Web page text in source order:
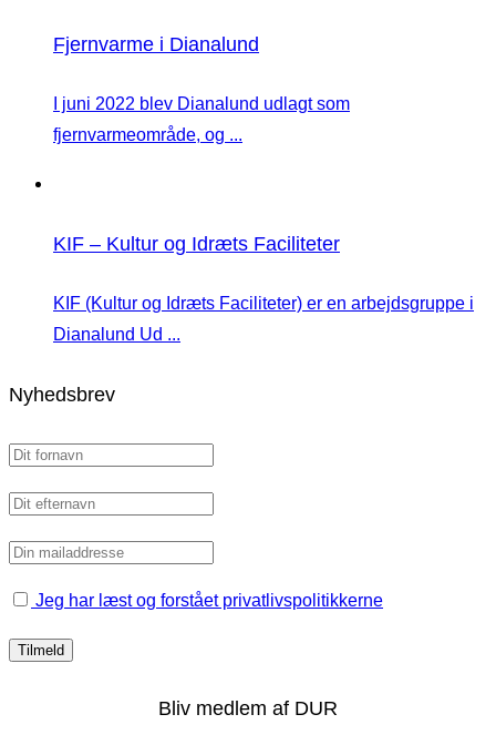
Fjernvarme i Dianalund
I juni 2022 blev Dianalund udlagt som
fjernvarmeområde, og ...
KIF – Kultur og Idræts Faciliteter
KIF (Kultur og Idræts Faciliteter) er en arbejdsgruppe i
Dianalund Ud ...
Nyhedsbrev
Jeg har læst og forstået privatlivspolitikkerne
Bliv medlem af DUR